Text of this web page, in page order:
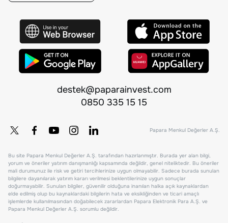
destek@paparainvest.com
0850 335 15 15
Papara Menkul Değerler A.Ş.
Bu site Papara Menkul Değerler A.Ş. tarafından hazırlanmıştır. Burada yer alan bilgi,
yorum ve öneriler yatırım danışmanlığı kapsamında değildir, genel niteliktedir. Bu öneriler
mali durumunuz ile risk ve getiri tercihlerinize uygun olmayabilir. Sadece burada sunulan
bilgilere dayanılarak yatırım kararı verilmesi beklentilerinize uygun sonuçlar
doğurmayabilir. Sunulan bilgiler, güvenilir olduğuna inanılan halka açık kaynaklardan
elde edilmiş olup bu kaynaklardaki bilgilerin hata ve eksikliğinden ve ticari amaçlı
işlemlerde kullanılmasından doğabilecek zararlardan Papara Elektronik Para A.Ş. ve
Papara Menkul Değerler A.Ş. sorumlu değildir.